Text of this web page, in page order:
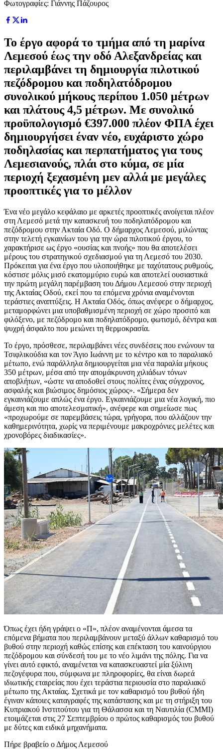
Φωτογραφίες: Γιάννης Πάζουρος
Το έργο αφορά το τμήμα από τη μαρίνα
Λεμεσού έως την οδό Αλεξανδρείας και
περιλαμβάνει τη δημιουργία πιλοτικού
πεζόδρομου και ποδηλατόδρομου
συνολικού μήκους περίπου 1.050 μέτρων
και πλάτους 4,5 μέτρων. Με συνολικό
προϋπολογισμό €397.000 πλέον ΦΠΑ έχει
δημιουργήσει έναν νέο, ευχάριστο χώρο
ποδηλασίας και περπατήματος για τους
Λεμεσιανούς, πλάι στο κύμα, σε μία
περιοχή ξεχασμένη μεν αλλά με μεγάλες
προοπτικές για το μέλλον
Ένα νέο μεγάλο κεφάλαιο με αρκετές προοπτικές ανοίγεται πλέον
στη Λεμεσό μετά την κατασκευή του ποδηλατόδρομου και
πεζόδρομου στην Ακταία Οδό. Ο δήμαρχος Λεμεσού, μιλώντας
στην τελετή εγκαινίων του για την ώρα πιλοτικού έργου, το
χαρακτήρισε ως έργο «ουσίας και πνοής» που θα αποτελέσει
μέρους του στρατηγικού σχεδιασμού για τη Λεμεσό του 2030.
Πρόκειται για ένα έργο που υλοποιήθηκε με ταχύτατους ρυθμούς,
κόστισε μόλις μισό εκατομμύριο ευρώ και αποτελεί ουσιαστικά
την πρώτη μεγάλη παρέμβαση του Δήμου Λεμεσού στην περιοχή
της Ακταίας Οδού, εκεί που τα επόμενα χρόνια αναμένονται
τεράστιες αναπτύξεις. Η Ακταία Οδός, όπως ανέφερε ο δήμαρχος,
μεταμορφώνει μια υποβαθμισμένη περιοχή σε χώρο προσιτό και
φιλόξενο, με πεζόδρομο και ποδηλατόδρομο, φωτισμό, δέντρα και
ψυχρή άσφαλτο που μειώνει τη θερμοκρασία.
Το έργο, πρόσθεσε, περιλαμβάνει νέες συνδέσεις που ενώνουν τα
Τσιφλικούδια και τον Άγιο Ιωάννη με το κέντρο και το παραλιακό
μέτωπο, ενώ παράλληλα δημιουργείται μια νέα παραλία μήκους
350 μέτρων, μέσα από την απομάκρυνση χιλιάδων τόνων
αποβλήτων, «ώστε να αποδοθεί στους πολίτες ένας σύγχρονος,
ασφαλής και βιώσιμος δημόσιος χώρος». «Σήμερα δεν
εγκαινιάζουμε απλώς ένα έργο. Εγκαινιάζουμε μια νέα λογική, πιο
άμεση και πιο αποτελεσματική», ανέφερε και σημείωσε πως
«προχωρούμε σε παρεμβάσεις τώρα, γρήγορα, που αλλάζουν την
καθημερινότητα, χωρίς να περιμένουμε μακροχρόνιες μελέτες και
χρονοβόρες διαδικασίες».
Όπως έχει ήδη γράψει ο «Π», πλέον αναμένονται άμεσα τα
επόμενα βήματα που περιλαμβάνουν μεταξύ άλλων καθαρισμό του
βυθού στην περιοχή καθώς επίσης και επέκταση του καινούργιου
πεζόδρομου και σύνδεσή του με το νέο λιμάνι της πόλης. Για να
γίνει αυτό εφικτό, αναμένεται να κατασκευαστεί μία ξύλινη
πεζογέφυρα που, σύμφωνα με πληροφορίες, θα είναι δωρεά
ιδιωτικής εταιρείας που έχει τεράστια περιουσία στο παραλιακό
μέτωπο της Ακταίας. Σχετικά με τον καθαρισμό του βυθού ήδη
έγιναν κάποιες καταγραφές της κατάστασης και με τη στήριξη του
Κυπριακού Ινστιτούτου για τη Θάλασσα και τη Ναυτιλία (CMMI)
ετοιμάζεται στις 27 Σεπτεμβρίου ο πρώτος καθαρισμός του βυθού
με δύτες και ειδικά μηχανήματα.
Πήρε βραβείο ο Δήμος Λεμεσού